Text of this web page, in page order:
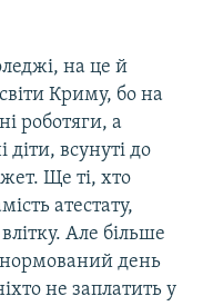
на це й
Криму, бо на
роботяги, а
діти, всунуті до
Ще ті, хто
атестату,
Але більше
день
не заплатить у